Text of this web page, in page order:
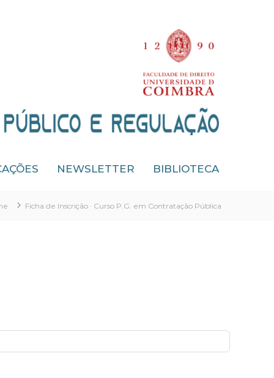
NEWSLETTER BIBLIOTECA
Ficha de Inscrição · Curso P.G. em Contratação Pública